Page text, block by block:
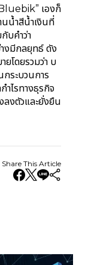
เองก็
น้ำสีน้ำเงินที่
บคำว่า
งมีกลยุทธ์ ดัง
โดยรวมว่า บ
ระบวนการ
ำไรทางธุรกิจ
งตัวและยั่งยืน
Share This Article